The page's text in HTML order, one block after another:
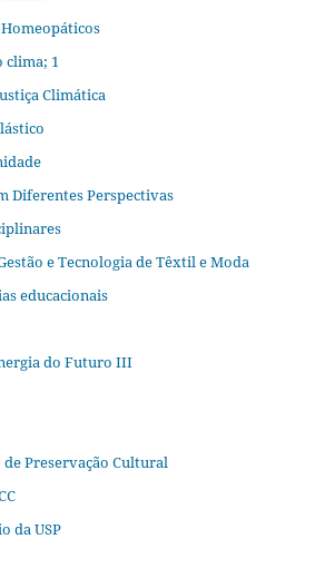
clima; 1
Climática
Diferentes Perspectivas
e Tecnologia de Têxtil e Moda
educacionais
do Futuro III
Preservação Cultural
da USP